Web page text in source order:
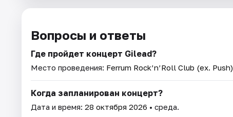
Вопросы и ответы
Где пройдет концерт Gilead?
Место проведения: Ferrum Rock’n’Roll Club (ex. Push)
Когда запланирован концерт?
Дата и время: 28 октября 2026 • среда.